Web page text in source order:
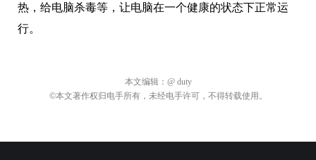
热，给电脑杀毒等，让电脑在一个健康的状态下正常运
行。
本文编辑： @ duty
©本文著作权归电手所有，未经电手许可，不得转载使用。